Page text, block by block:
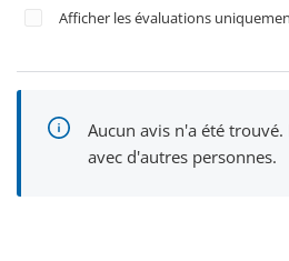
Afficher les évaluations
Aucun avis n'a été trouvé.
avec d'autres personnes.